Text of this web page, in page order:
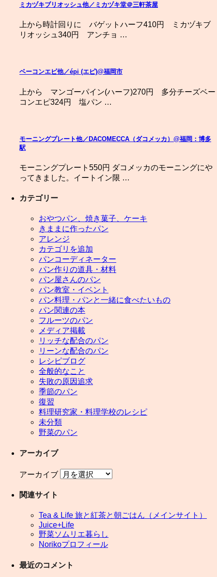
ミカヅキブリオッシュ他／ミカヅキ堂＠三軒茶屋
上から時計回りに バゲットハーフ410円 ミカヅキブ
リオッシュ340円 アンチョ …
ベーコンエピ他／épi (エピ)@福岡市
上から マンゴーパイン(ハーフ)270円 多分チーズベー
コンエピ324円 塩パン …
モーニングプレート他／DACOMECCA（ダコメッカ）@福岡：博多
駅
モーニングプレート550円 ダコメッカのモーニングにや
ってきました。イートイン限 …
カテゴリー
おやつパン、焼き菓子、ケーキ
きままに作ったパン
アレンジ
カテゴリを追加
パンコーディネーター
パン作りの道具・材料
パン屋さんのパン
パン教室・イベント
パン料理・パンと一緒に食べたいもの
パン関連の本
フルーツのパン
メディア掲載
リッチな配合のパン
リーンな配合のパン
レシピブログ
全般的なこと
失敗の原因追求
季節のパン
復習
料理研究家・料理学校のレシピ
未分類
野菜のパン
アーカイブ
アーカイブ
関連サイト
Tea & Life 旅と紅茶と朝ごはん（メインサイト）
Juice+Life
野菜ソムリエ暮らし
Norikoプロフィール
最近のコメント